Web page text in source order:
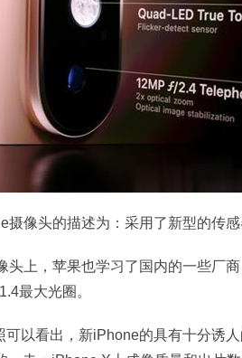
像头的描述为：采用了新型的传
头上，苹果也学习了国内的一些厂
最大光圈。
以看出，新iPhone的具有十分诱